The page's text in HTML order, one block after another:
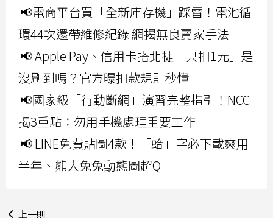
📢電商平台買「全新庫存機」踩雷！電池循
環44次還帶維修紀錄 網揭無良賣家手法
📢 Apple Pay、信用卡搭北捷「只扣1元」是
沒刷到嗎？官方曝扣款規則秒懂
📢國家級「行動斷網」演習完整指引！NCC
揭3重點：勿用手機處理重要工作
📢 LINE免費貼圖4款！「蛤」字必下載爽用
半年、熊大兔兔動態圖超Q
上一則